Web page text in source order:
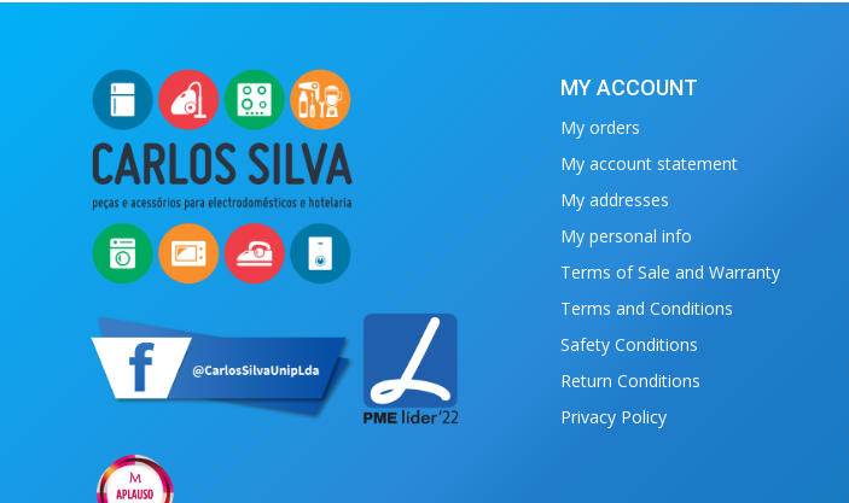
MY ACCOUNT
My orders
My account statement
My addresses
My personal info
Terms of Sale and Warranty
Terms and Conditions
Safety Conditions
Return Conditions
Privacy Policy